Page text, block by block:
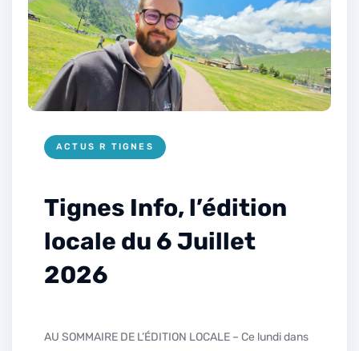
ACTUS R TIGNES
Tignes Info, l’édition
locale du 6 Juillet
2026
AU SOMMAIRE DE L’ÉDITION LOCALE – Ce lundi dans